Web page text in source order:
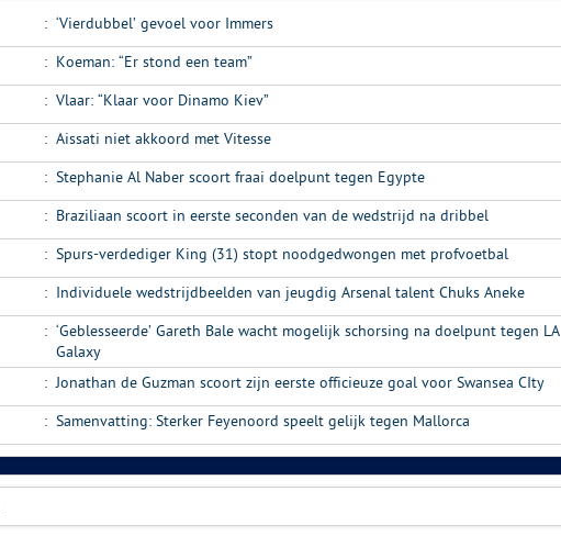
: ‘Vierdubbel’ gevoel voor Immers
: Koeman: “Er stond een team”
: Vlaar: “Klaar voor Dinamo Kiev”
: Aissati niet akkoord met Vitesse
: Stephanie Al Naber scoort fraai doelpunt tegen Egypte
: Braziliaan scoort in eerste seconden van de wedstrijd na dribbel
: Spurs-verdediger King (31) stopt noodgedwongen met profvoetbal
: Individuele wedstrijdbeelden van jeugdig Arsenal talent Chuks Aneke
: ‘Geblesseerde’ Gareth Bale wacht mogelijk schorsing na doelpunt tegen LA
Galaxy
: Jonathan de Guzman scoort zijn eerste officieuze goal voor Swansea CIty
: Samenvatting: Sterker Feyenoord speelt gelijk tegen Mallorca